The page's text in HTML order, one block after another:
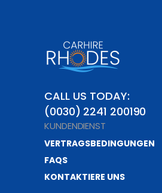
CALL US TODAY:
(0030) 2241 200190
KUNDENDIENST
VERTRAGSBEDINGUNGEN
FAQS
KONTAKTIERE UNS